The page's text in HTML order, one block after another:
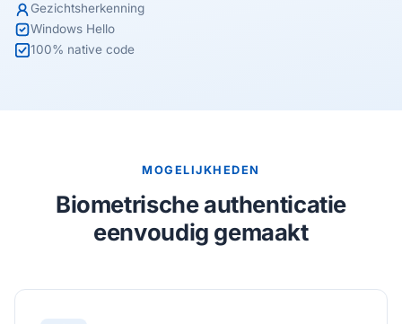
Gezichtsherkenning
Windows Hello
100% native code
MOGELIJKHEDEN
Biometrische authenticatie
eenvoudig gemaakt